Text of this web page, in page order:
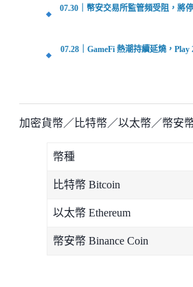
07.30｜幣安交易所監管頻受阻，將
07.28｜GameFi 熱潮持續延燒，
加密貨幣／比特幣／以太幣／幣安
幣種
比特幣 Bitcoin
以太幣 Ethereum
幣安幣 Binance Coin